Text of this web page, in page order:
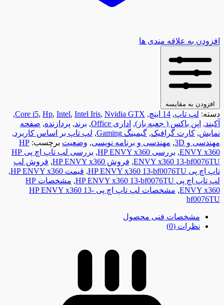
افزودن به علاقه مندی ها
افزودن به مقایسه
دسته: لپ تاپ, 14 اینچ ,
Core i5, Hp, Intel, Intel Iris, Nvidia GTX
,
آکبند, اپن باکس ( جعبه باز), اداری Office , برند, پردازنده, صفحه
نمایش, کارت گرافیک, گیمینگ Gaming , لپ تاپ بر اساس کاربرد,
مهندسی و 3D
, مهندسی و برنامه نویسی, وضعیت برچسب: HP
ENVY x360
, بررسی HP ENVY x360 ,
بررسی لپ تاپ اچ پی HP
ENVY x360 13-bf0076TU
, فروش HP ENVY x360 , فروش لپ
تاپ اچ پی HP ENVY x360 13-bf0076TU
, قیمت HP ENVY x360
,
لپ تاپ اچ پی HP ENVY x360 13-bf0076TU
,
مشخصات HP
ENVY x360
,
مشخصات لپ تاپ اچ پی HP ENVY x360 13-
bf0076TU
مشخصات فنی محصول
نظرات (0)